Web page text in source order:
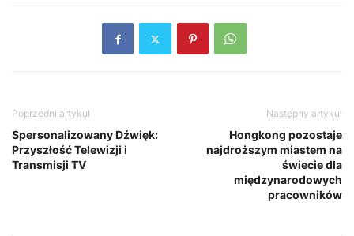
Poprzedni artykuł
Spersonalizowany Dźwięk:
Przyszłość Telewizji i
Transmisji TV
Następny artykuł
Hongkong pozostaje
najdroższym miastem na
świecie dla
międzynarodowych
pracowników